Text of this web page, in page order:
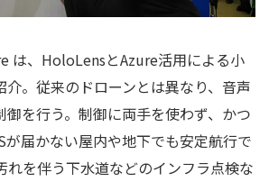
は、HoloLensとAzure活用による小
介。従来のドローンとは異なり、音声
御を行う。制御に両手を使わず、かつ
が届かない屋内や地下でも安定航行で
れを伴う下水道などのインフラ点検な